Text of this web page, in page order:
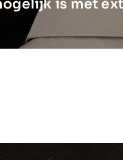
is met